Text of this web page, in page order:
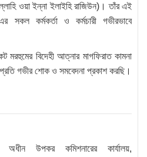
ওয়া ইন্না ইলাইহি রাজিউন)। তাঁর এই
সকল কর্মকর্তা ও কর্মচারী গভীরভাবে
মরহুমের বিদেহী আত্নার মাগফিরাত কামনা
গভীর শোক ও সমবেদনা প্রকাশ করছি।
উপকর কমিশনারের কার্যালয়,